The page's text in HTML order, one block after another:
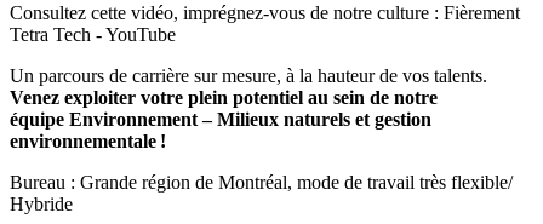
Consultez cette vidéo, imprégnez-vous de notre culture : Fièrement
Tetra Tech - YouTube
Un parcours de carrière sur mesure, à la hauteur de vos talents.
Venez exploiter votre plein potentiel au sein de notre
équipe Environnement – Milieux naturels et gestion
environnementale !
Bureau : Grande région de Montréal, mode de travail très flexible/
Hybride